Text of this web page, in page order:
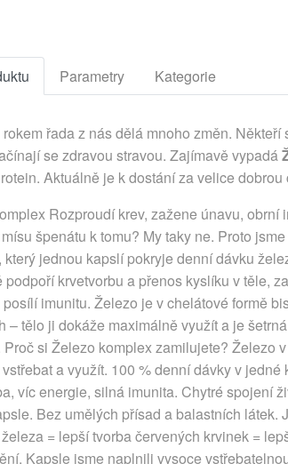
Parametry Kategorie
řada z nás dělá mnoho změn.
se zdravou stravou. Zajímavě vypadá
Aktuálně je k dostání za velice dobrou
Rozproudí krev, zažene únavu,
špenátu k tomu? My taky ne. Proto
který jednou kapslí pokryje denní dávku
podpoří krvetvorbu a přenos kyslíku v těle,
imunitu. Železo je v chelátové formě
– tělo ji dokáže maximálně využít a je
Proč si Železo komplex zamilujete? Železo
a využít. 100 % denní dávky v
víc energie, silná imunita. Chytré spojení
Bez umělých přísad a balastních látek.
= lepší tvorba červených krvinek =
Kapsle jsme naplnili vysoce